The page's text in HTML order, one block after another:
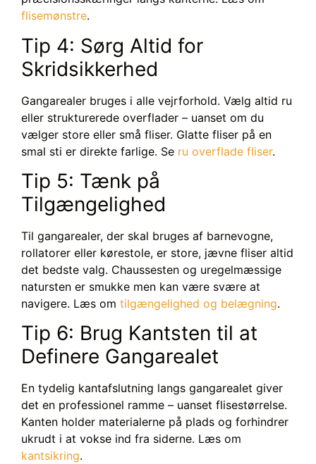
flisemønstre.
Tip 4: Sørg Altid for
Skridsikkerhed
Gangarealer bruges i alle vejrforhold. Vælg altid ru
eller strukturerede overflader – uanset om du
vælger store eller små fliser. Glatte fliser på en
smal sti er direkte farlige. Se ru overflade fliser.
Tip 5: Tænk på
Tilgængelighed
Til gangarealer, der skal bruges af barnevogne,
rollatorer eller kørestole, er store, jævne fliser altid
det bedste valg. Chaussesten og uregelmæssige
natursten er smukke men kan være svære at
navigere. Læs om tilgængelighed og belægning.
Tip 6: Brug Kantsten til at
Definere Gangarealet
En tydelig kantafslutning langs gangarealet giver
det en professionel ramme – uanset flisestørrelse.
Kanten holder materialerne på plads og forhindrer
ukrudt i at vokse ind fra siderne. Læs om
kantsikring.